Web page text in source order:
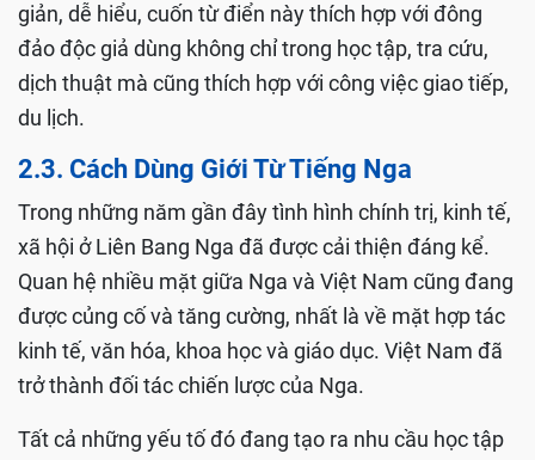
giản, dễ hiểu, cuốn từ điển này thích hợp với đông
đảo độc giả dùng không chỉ trong học tập, tra cứu,
dịch thuật mà cũng thích hợp với công việc giao tiếp,
du lịch.
2.3. Cách Dùng Giới Từ Tiếng Nga
Trong những năm gần đây tình hình chính trị, kinh tế,
xã hội ở Liên Bang Nga đã được cải thiện đáng kể.
Quan hệ nhiều mặt giữa Nga và Việt Nam cũng đang
được củng cố và tăng cường, nhất là về mặt hợp tác
kinh tế, văn hóa, khoa học và giáo dục. Việt Nam đã
trở thành đối tác chiến lược của Nga.
Tất cả những yếu tố đó đang tạo ra nhu cầu học tập